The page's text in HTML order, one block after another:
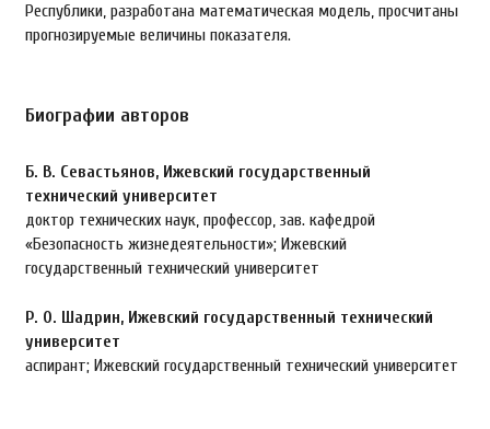
Республики, разработана математическая модель, просчитаны
прогнозируемые величины показателя.
Биографии авторов
Б. В. Севастьянов, Ижевский государственный
технический университет
доктор технических наук, профессор, зав. кафедрой
«Безопасность жизнедеятельности»; Ижевский
государственный технический университет
Р. О. Шадрин, Ижевский государственный технический
университет
аспирант; Ижевский государственный технический университет